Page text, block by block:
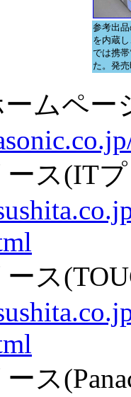
参考出
を内蔵
では携
た。発
ムペー
ス(IT
ス
ス